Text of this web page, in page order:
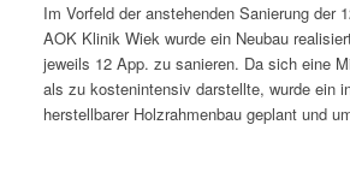
Im Vorfeld der anstehenden Sanierung der
AOK Klinik Wiek wurde ein Neubau
jeweils 12 App. zu sanieren. Da sich eine
als zu kostenintensiv darstellte, wurde ein
herstellbarer Holzrahmenbau geplant und